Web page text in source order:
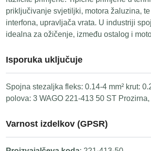
priključivanje svjetiljki, motora žaluzina,
interfona, upravljača vrata. U industriji
idealna za ožičenje, između ostalog i
Isporuka uključuje
Spojna stezaljka fleks: 0.14-4 mm² krut:
polova: 3 WAGO 221-413 50 ST
Varnost izdelkov (GPSR)